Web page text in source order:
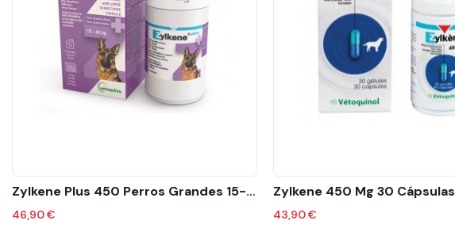
Zylkene Plus 450 Perros Grandes 15-60kg 30 Caps
46,90 €
Zylkene 450 Mg 30 Cápsulas
43,90 €